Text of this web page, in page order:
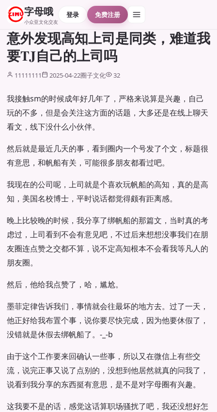
字母哦
小众亚文化交友
登录 免费注册
意外发现高知上司是同类，难道我
要TJ自己的上司吗
11111111 2025-04-22圈子文化 32
我接触sm的时候成年好几年了，严格来说算是兴趣，自己
玩的不多，但是会关注这方面的话题，大多还是在线上聊天
看文，线下没什么小伙伴。
然后就是最近几天的事，看到圈内一个号发了个文，标题很
有意思，和帆船有关，可能很多朋友都看过吧。
我现在的公司呢，上司就是个喜欢玩帆船的高知，真的是高
知，美国名校博士，平时说话都觉得颇有距离感。
晚上比较晚的时候，我分享了绑帆船的那篇文，当时真的考
虑过，上司看到不会有意见吧，不过后来想想没事我们在朋
友圈连点赞之交都不算，说不定高知根本不会看我等凡人的
朋友圈。
然后，他给我点赞了，哈，尴尬。
墨菲定律告诉我们，事情就会往最坏的地方去。过了一天，
他正好给我布置个事，说你要尽快完成，因为他要休假了，
没错就是休假去绑帆船了。-_-b
由于这个工作要来回确认一些事，所以又在微信上有些交
流，说完正事又说了点别的，没想到他居然就真的问我了，
说看到我分享的东西挺有意思，是不是对字母圈有兴趣。
这我要不是的话，感觉这话算职场骚扰了吧，我还没想好怎